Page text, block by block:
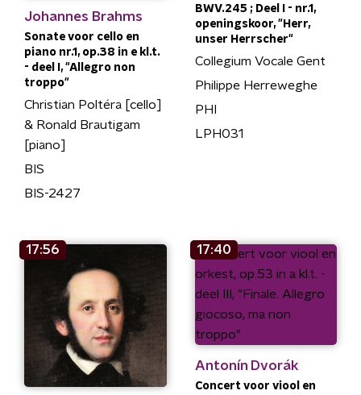
Johannes Brahms
Sonate voor cello en
piano nr.1, op.38 in e kl.t.
- deel I, "Allegro non
troppo"
Christian Poltéra [cello]
& Ronald Brautigam
[piano]
BIS
BIS-2427
BWV.245 ; Deel I - nr.1,
openingskoor, "Herr,
unser Herrscher"
Collegium Vocale Gent
Philippe Herreweghe
PHI
LPH031
17:56 17:40
Antonín Dvorák
Concert voor viool en